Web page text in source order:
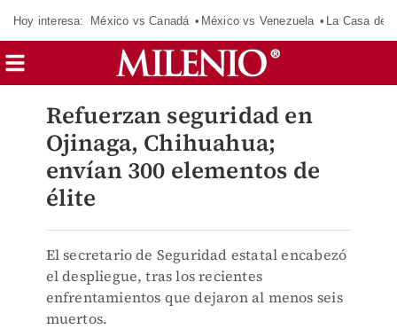
Hoy interesa: México vs Canadá México vs Venezuela La Casa de
Refuerzan seguridad en
Ojinaga, Chihuahua;
envían 300 elementos de
élite
El secretario de Seguridad estatal encabezó
el despliegue, tras los recientes
enfrentamientos que dejaron al menos seis
muertos.